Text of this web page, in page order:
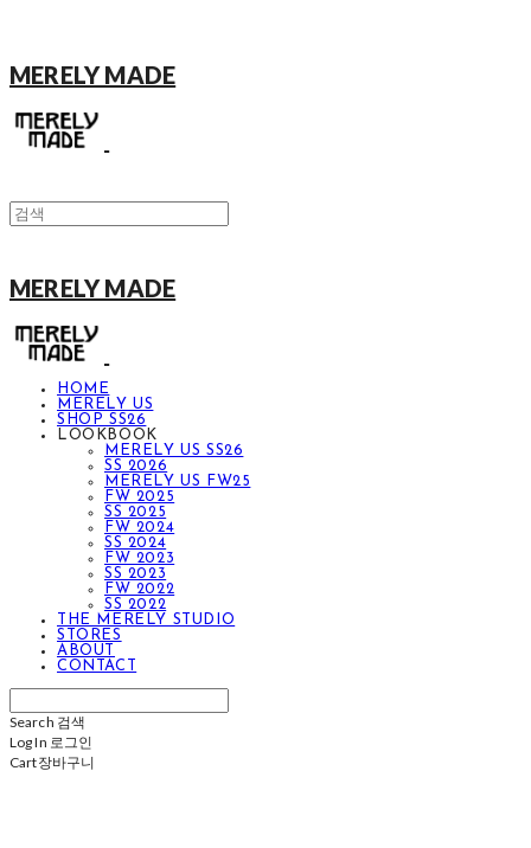
MERELY MADE
MERELY MADE
HOME
MERELY US
SHOP SS26
LOOKBOOK
MERELY US SS26
SS 2026
MERELY US FW25
FW 2025
SS 2025
FW 2024
SS 2024
FW 2023
SS 2023
FW 2022
SS 2022
THE MERELY STUDIO
STORES
ABOUT
CONTACT
Search 검색
Log In 로그인
Cart장바구니